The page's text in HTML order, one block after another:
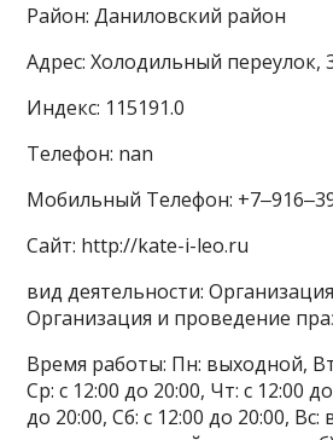
Район: Даниловский район
Адрес: Холодильный переулок,
Индекс: 115191.0
Телефон: nan
Мобильный Телефон:
Сайт: http://kate-i-leo.ru
вид деятельности:
Организация и проведение
Время работы: Пн: выходной,
Ср: с 12:00 до 20:00, Чт: с 12:00
до 20:00, Сб: с 12:00 до 20:00,